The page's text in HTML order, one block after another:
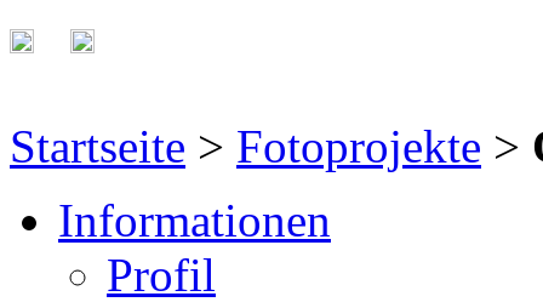
Startseite > Fotoprojekte >
Informationen
Profil